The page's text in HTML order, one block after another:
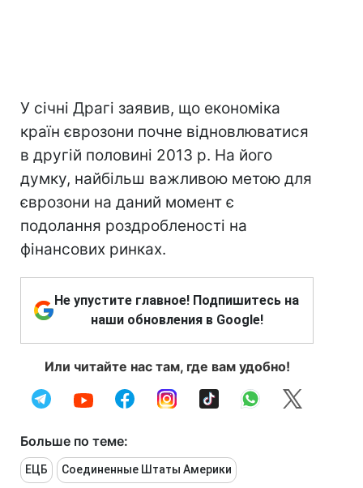
У січні Драгі заявив, що економіка
країн єврозони почне відновлюватися
в другій половині 2013 р. На його
думку, найбільш важливою метою для
єврозони на даний момент є
подолання роздробленості на
фінансових ринках.
Не упустите главное! Подпишитесь на
наши обновления в Google!
Или читайте нас там, где вам удобно!
Больше по теме:
ЕЦБ Соединенные Штаты Америки